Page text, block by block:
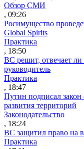
Обзор СМИ
, 09:26
Росимущество
Global Spirits
Практика
, 18:50
ВС решит, отвечает
руководитель
Практика
, 18:47
Путин подписал
развития территорий
Законодательство
, 18:24
ВС защитил право на
Практика